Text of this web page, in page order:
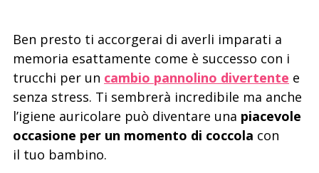
Ben presto ti accorgerai di averli imparati a
memoria esattamente come è successo con i
trucchi per un cambio pannolino divertente e
senza stress. Ti sembrerà incredibile ma anche
l’igiene auricolare può diventare una piacevole
occasione per un momento di coccola con
il tuo bambino.